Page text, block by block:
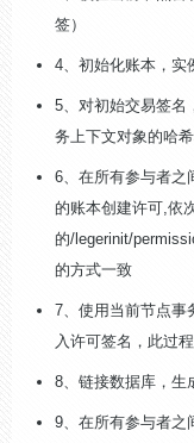
签）
4、初始化账本，实
5、对初始交易签名
务上下文对象的哈
6、在所有参与者之
的账本创建许可,依
的/legerinit/
的方式一致
7、使用当前节点事
入许可签名，此过
8、链接数据库，生
9、在所有参与者之